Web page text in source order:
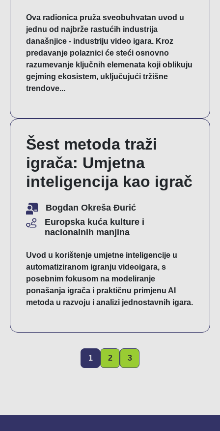
Ova radionica pruža sveobuhvatan uvod u
jednu od najbrže rastućih industrija
današnjice - industriju video igara. Kroz
predavanje polaznici će steći osnovno
razumevanje ključnih elemenata koji oblikuju
gejming ekosistem, uključujući tržišne
trendove...
Šest metoda traži
igrača: Umjetna
inteligencija kao igrač
Bogdan Okreša Đurić
Europska kuća kulture i
nacionalnih manjina
Uvod u korištenje umjetne inteligencije u
automatiziranom igranju videoigara, s
posebnim fokusom na modeliranje
ponašanja igrača i praktičnu primjenu AI
metoda u razvoju i analizi jednostavnih igara.
1 2 3